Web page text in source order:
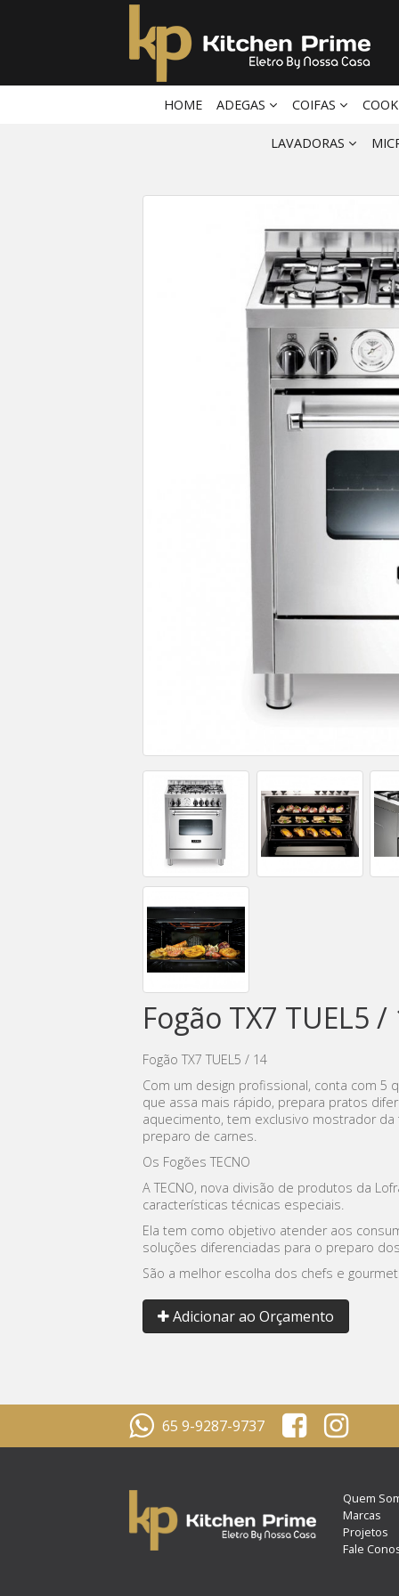
HOME ADEGAS COIFAS
LAVADORAS
Fogão TX7 TUEL5
Fogão TX7 TUEL5 / 14
Com um design profissional, conta com 5
que assa mais rápido, prepara pratos
aquecimento, tem exclusivo mostrador
preparo de carnes.
Os Fogões TECNO
A TECNO, nova divisão de produtos da
características técnicas especiais.
Ela tem como objetivo atender aos
soluções diferenciadas para o preparo
São a melhor escolha dos chefs e
Adicionar ao Orçamento
65 9-9287-9737
Quem
Marcas
Projetos
Fale